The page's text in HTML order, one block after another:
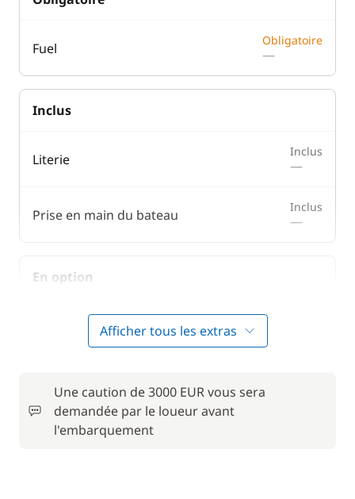
Fuel Obligatoire
—
Inclus
Literie Inclus
—
Prise en main du bateau Inclus
—
En option
Animaux de compagnie
Forfait Nettoyage Retour
Afficher tous les extras
Une caution de 3000 EUR vous sera
demandée par le loueur avant
l'embarquement